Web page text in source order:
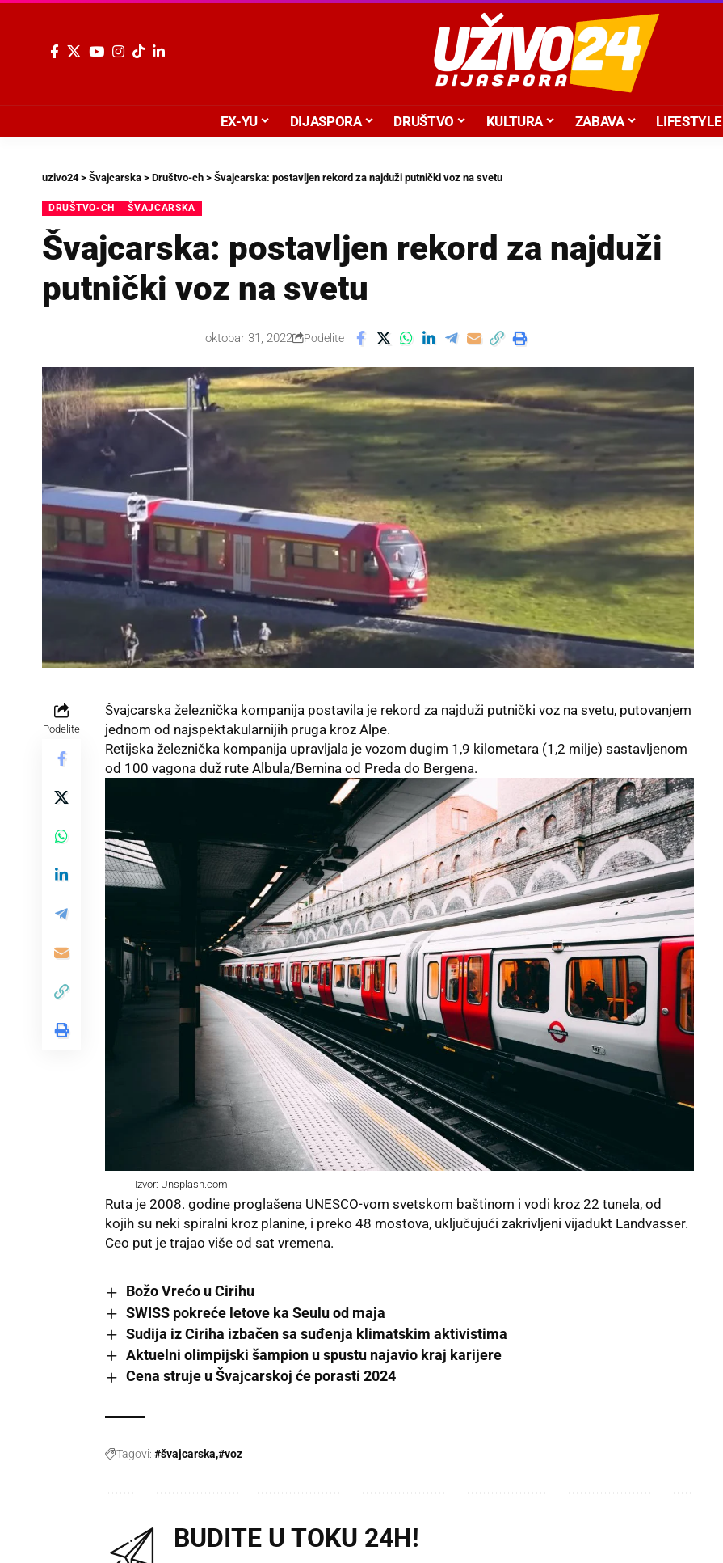
EX-YU DIJASPORA DRUŠTVO KULTURA ZABAVA LIFESTYLE
uzivo24> Švajcarska > Društvo-ch > Švajcarska: postavljen rekord za najduži putnički voz na svetu
DRUŠTVO-CH ŠVAJCARSKA
Švajcarska: postavljen rekord za najduži
putnički voz na svetu
oktobar 31, 2022 Podelite
Podelite
Švajcarska železnička kompanija postavila je rekord za najduži putnički voz na svetu, putovanjem
jednom od najspektakularnijih pruga kroz Alpe.
Retijska železnička kompanija upravljala je vozom dugim 1,9 kilometara (1,2 milje) sastavljenom
od 100 vagona duž rute Albula/Bernina od Preda do Bergena.
Izvor: Unsplash.com
Ruta je 2008. godine proglašena UNESCO-vom svetskom baštinom i vodi kroz 22 tunela, od
kojih su neki spiralni kroz planine, i preko 48 mostova, uključujući zakrivljeni vijadukt Landvasser.
Ceo put je trajao više od sat vremena.
Božo Vrećo u Cirihu
SWISS pokreće letove ka Seulu od maja
Sudija iz Ciriha izbačen sa suđenja klimatskim aktivistima
Aktuelni olimpijski šampion u spustu najavio kraj karijere
Cena struje u Švajcarskoj će porasti 2024
Tagovi: #švajcarska #voz
BUDITE U TOKU 24H!